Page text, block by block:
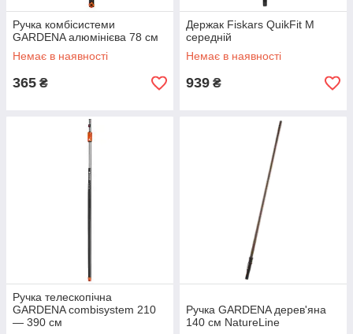
Ручка комбісистеми
GARDENA алюмінієва 78 см
Немає в наявності
365 ₴
Держак Fiskars QuikFit M
середній
Немає в наявності
939 ₴
Ручка телескопічна
GARDENA combisystem 210
— 390 см
Ручка GARDENA дерев'яна
140 см NatureLine